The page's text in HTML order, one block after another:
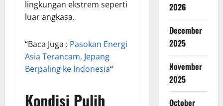
lingkungan ekstrem seperti
luar angkasa.
“Baca Juga : Pasokan Energi
Asia Terancam, Jepang
Berpaling ke Indonesia“
Kondisi Pulih
2026
December
2025
November
2025
October